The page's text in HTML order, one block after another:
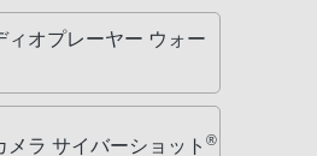
ィオプレーヤー ウォー
メラ サイバーショット ®